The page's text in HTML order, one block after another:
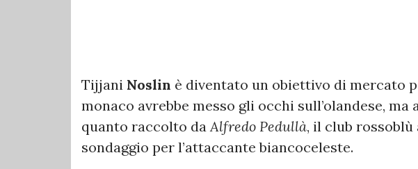
Tijjani Noslin è diventato un obiettivo di mercato
monaco avrebbe messo gli occhi sull’olandese, ma
quanto raccolto da Alfredo Pedullà, il club
sondaggio per l’attaccante biancoceleste.